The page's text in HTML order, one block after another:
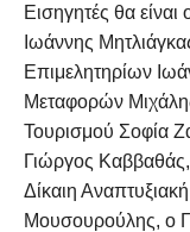
Εισηγητές θα
Ιωάννης
Επιμελητηρίων
Μεταφορών
Τουρισμού Σοφία
Γιώργος
Δίκαιη
Μουσουρούλης, ο